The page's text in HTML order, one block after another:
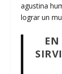
agustina
lograr un